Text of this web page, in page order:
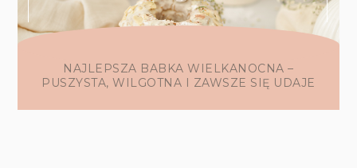
NAJLEPSZA BABKA WIELKANOCNA –
PUSZYSTA, WILGOTNA I ZAWSZE SIĘ UDAJE